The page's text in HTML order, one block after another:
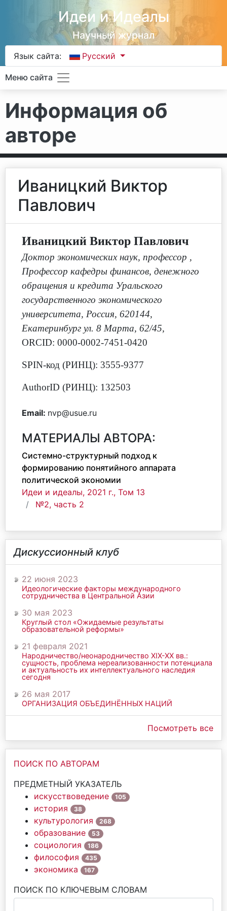
Идеи и Идеалы
Научный журнал
Язык сайта: Русский
Меню сайта
Информация об
авторе
Иваницкий Виктор
Павлович
Иваницкий Виктор Павлович
Доктор экономических наук, профессор ,
Профессор кафедры финансов, денежного
обращения и кредита Уральского
государственного экономического
университета, Россия, 620144,
Екатеринбург ул. 8 Марта, 62/45,
ORCID: 0000-0002-7451-0420
SPIN-код (РИНЦ): 3555-9377
AuthorID (РИНЦ): 132503
Email: nvp@usue.ru
МАТЕРИАЛЫ АВТОРА:
Системно-структурный подход к
формированию понятийного аппарата
политической экономии
Идеи и идеалы, 2021 г., Том 13
№2, часть 2
Дискуссионный клуб
22 июня 2023
Идеологические факторы международного
сотрудничества в Центральной Азии
30 мая 2023
Круглый стол «Ожидаемые результаты
образовательной реформы»
21 февраля 2021
Народничество/неонародничество ХIХ-ХХ вв.:
сущность, проблема нереализованности потенциала
и актуальность их интеллектуального наследия
сегодня
26 мая 2017
ОРГАНИЗАЦИЯ ОБЪЕДИНЁННЫХ НАЦИЙ
Посмотреть все
ПОИСК ПО АВТОРАМ
ПРЕДМЕТНЫЙ УКАЗАТЕЛЬ
искусствоведение
105
история 38
культурология 268
образование 53
социология 186
философия 435
экономика 167
ПОИСК ПО КЛЮЧЕВЫМ СЛОВАМ